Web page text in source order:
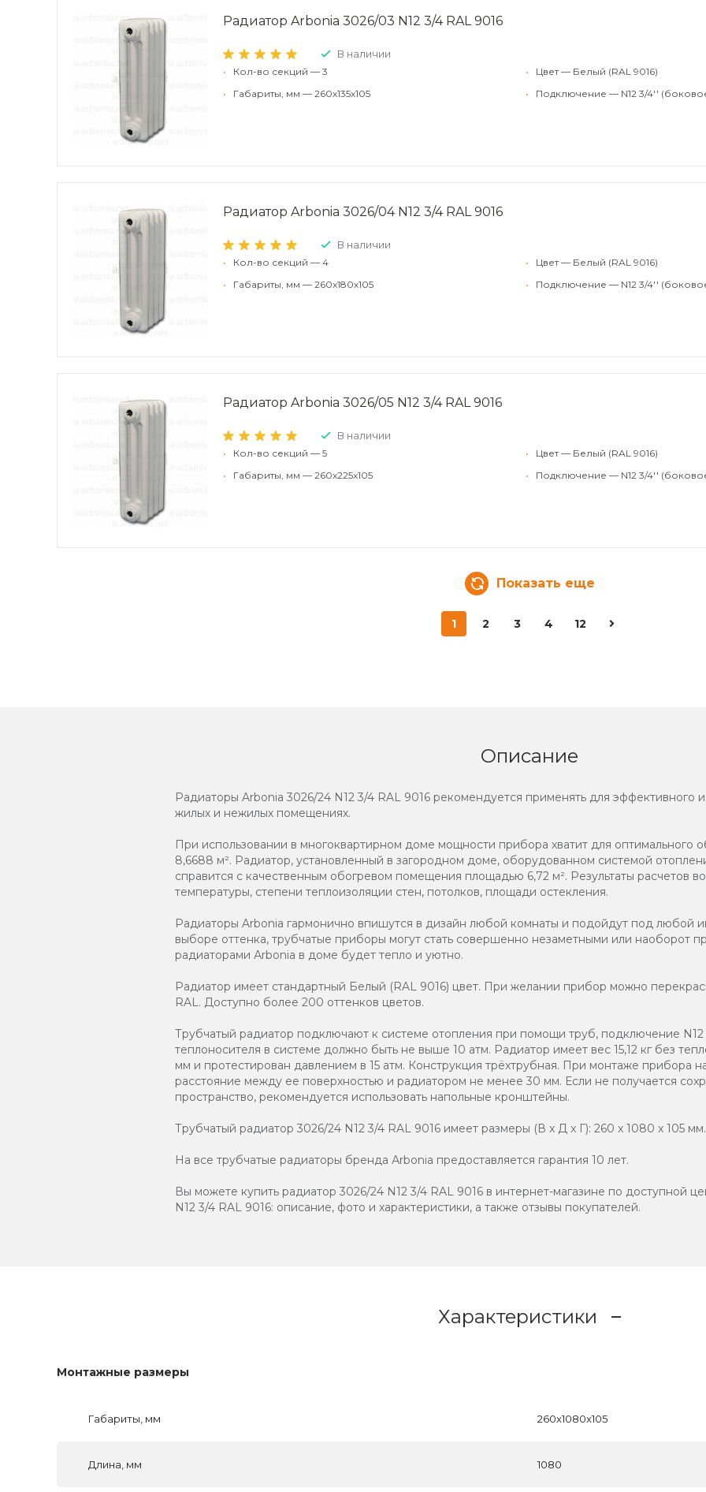
Радиатор Arbonia 3026/03 N12 3/4 RAL 9016
В наличии
•
Кол-во секций — 3
•
Габариты, мм — 260x135x105
•
Цвет — Белый (RAL 9016)
•
Подключение — N12 3/4''
Радиатор Arbonia 3026/04 N12 3/4 RAL 9016
В наличии
•
Кол-во секций — 4
•
Габариты, мм — 260x180x105
•
Цвет — Белый (RAL 9016)
•
Подключение — N12 3/4''
Радиатор Arbonia 3026/05 N12 3/4 RAL 9016
В наличии
•
Кол-во секций — 5
•
Габариты, мм — 260x225x105
•
Цвет — Белый (RAL 9016)
•
Подключение — N12 3/4''
Показать еще
1 2 3 4 12
Описание
Радиаторы Arbonia 3026/24 N12 3/4 RAL 9016 рекомендуется применять для эффективного
жилых и нежилых помещениях.
При использовании в многоквартирном доме мощности прибора хватит для оптимального
8,6688 м². Радиатор, установленный в загородном доме, оборудованном системой
справится с качественным обогревом помещения площадью 6,72 м². Результаты расчетов
температуры, степени теплоизоляции стен, потолков, площади остекления.
Радиаторы Arbonia гармонично впишутся в дизайн любой комнаты и подойдут под любой
выборе оттенка, трубчатые приборы могут стать совершенно незаметными или наоборот
радиаторами Аrbonia в доме будет тепло и уютно.
Радиатор имеет стандартный Белый (RAL 9016) цвет. При желании прибор можно
RAL. Доступно более 200 оттенков цветов.
Трубчатый радиатор подключают к системе отопления при помощи труб, подключение
теплоносителя в системе должно быть не выше 10 атм. Радиатор имеет вес 15,12 кг без
мм и протестирован давлением в 15 атм. Конструкция трёхтрубная. При монтаже прибора
расстояние между ее поверхностью и радиатором не менее 30 мм. Если не получается
пространство, рекомендуется использовать напольные кронштейны.
Трубчатый радиатор 3026/24 N12 3/4 RAL 9016 имеет размеры (В x Д x Г): 260 x 1080 x 105 мм.
На все трубчатые радиаторы бренда Аrbonia предоставляется гарантия 10 лет.
Вы можете купить радиатор 3026/24 N12 3/4 RAL 9016 в интернет-магазине по доступной
N12 3/4 RAL 9016: описание, фото и характеристики, а также отзывы покупателей.
Характеристики
Монтажные размеры
Габариты, мм 260x1080x105
Длина, мм 1080